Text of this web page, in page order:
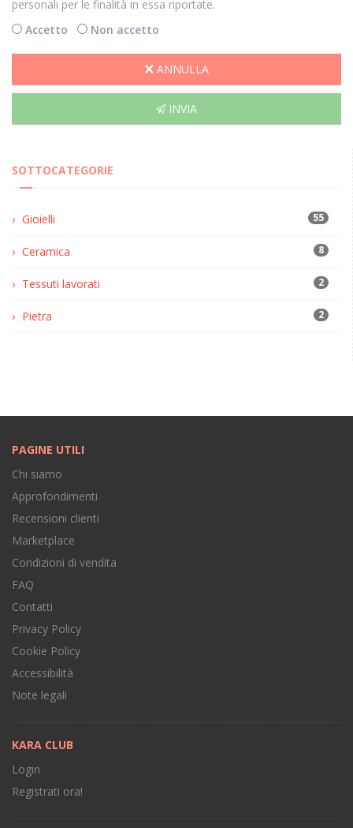
personali per le finalità in essa riportate.
Accetto
Non accetto
ANNULLA
INVIA
SOTTOCATEGORIE
Gioielli 55
Ceramica 8
Tessuti lavorati 2
Pietra 2
PAGINE UTILI
Chi siamo
Approfondimenti
Recensioni clienti
Marketplace
Condizioni di vendita
FAQ
Contatti
Privacy Policy
Cookie Policy
Accessibilità
Note legali
KARA CLUB
Login
Registrati ora!